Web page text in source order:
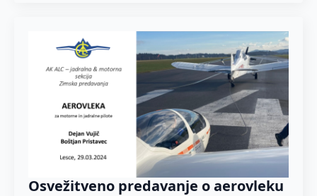
Osvežitveno predavanje o aerovleku